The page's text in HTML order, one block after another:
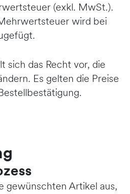
(exkl. MwSt.).
wird bei
sich das Recht vor, die
Es gelten die Preise
gewünschten Artikel aus,